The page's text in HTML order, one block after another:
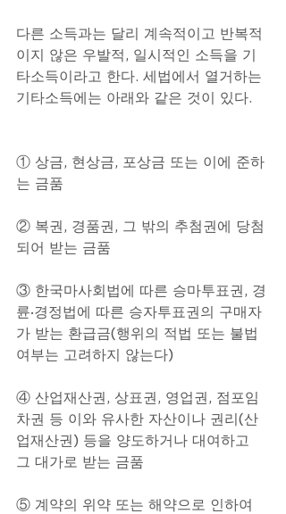
다른 소득과는 달리 계속적이고 반복적
이지 않은 우발적, 일시적인 소득을 기
타소득이라고 한다. 세법에서 열거하는
기타소득에는 아래와 같은 것이 있다.
① 상금, 현상금, 포상금 또는 이에 준하
는 금품
② 복권, 경품권, 그 밖의 추첨권에 당첨
되어 받는 금품
③ 한국마사회법에 따른 승마투표권, 경
륜·경정법에 따른 승자투표권의 구매자
가 받는 환급금(행위의 적법 또는 불법
여부는 고려하지 않는다)
④ 산업재산권, 상표권, 영업권, 점포임
차권 등 이와 유사한 자산이나 권리(산
업재산권) 등을 양도하거나 대여하고
그 대가로 받는 금품
⑤ 계약의 위약 또는 해약으로 인하여